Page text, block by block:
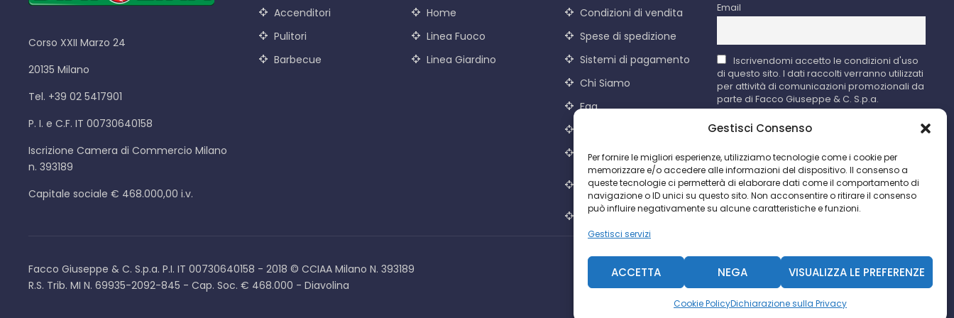
Gestisci Consenso
Per fornire le migliori esperienze, utilizziamo tecnologie come i cookie per
memorizzare e/o accedere alle informazioni del dispositivo. Il consenso a
queste tecnologie ci permetterà di elaborare dati come il comportamento di
navigazione o ID unici su questo sito. Non acconsentire o ritirare il consenso
può influire negativamente su alcune caratteristiche e funzioni.
Gestisci servizi
ACCETTA NEGA VISUALIZZA LE PREFERENZE
Cookie PolicyDichiarazione sulla Privacy
Corso XXII Marzo 24
20135 Milano
Tel. +39 02 5417901
P. I. e C.F. IT 00730640158
Iscrizione Camera di Commercio Milano
n. 393189
Capitale sociale € 468.000,00 i.v.
Accenditori
Pulitori
Barbecue
Home
Linea Fuoco
Linea Giardino
Condizioni di vendita
Spese di spedizione
Sistemi di pagamento
Chi Siamo
Faq
Cookie Policy
Dichiarazione sulla
Privacy
Termini e condizioni
Email
Iscrivendomi accetto le condizioni d'uso
di questo sito. I dati raccolti verranno utilizzati
per attività di comunicazioni promozionali da
parte di Facco Giuseppe & C. S.p.a.
Facco Giuseppe & C. S.p.a. P.I. IT 00730640158 - 2018 © CCIAA Milano N. 393189
R.S. Trib. MI N. 69935-2092-845 - Cap. Soc. € 468.000 - Diavolina
Diavolina |Consulente Web Marketing